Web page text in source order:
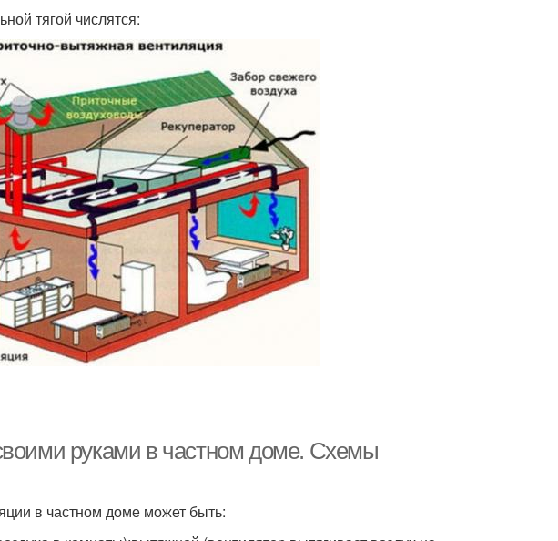
тягой числятся:
руками в частном доме. Схемы
в частном доме может быть: